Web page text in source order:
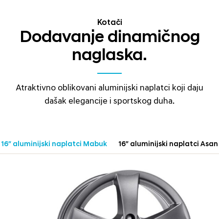
Kotači
Dodavanje dinamičnog
naglaska.
Atraktivno oblikovani aluminijski naplatci koji daju
dašak elegancije i sportskog duha.
16″ aluminijski naplatci Mabuk 16″ aluminijski naplatci Asan